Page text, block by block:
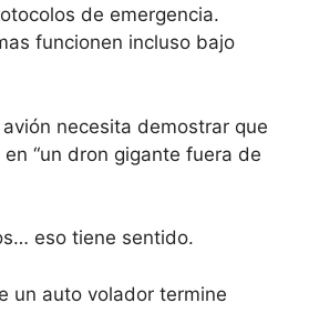
de emergencia.
funcionen incluso bajo
necesita demostrar que
“un dron gigante fuera de
eso tiene sentido.
un auto volador termine